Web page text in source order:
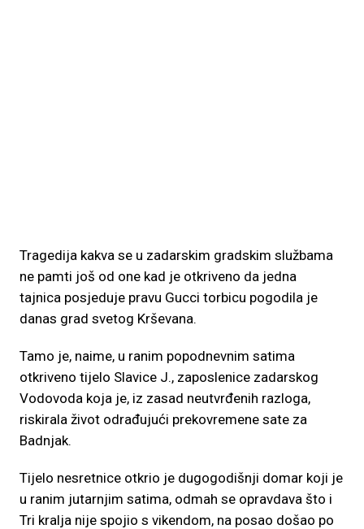
Tragedija kakva se u zadarskim gradskim službama
ne pamti još od one kad je otkriveno da jedna
tajnica posjeduje pravu Gucci torbicu pogodila je
danas grad svetog Krševana.
Tamo je, naime, u ranim popodnevnim satima
otkriveno tijelo Slavice J., zaposlenice zadarskog
Vodovoda koja je, iz zasad neutvrđenih razloga,
riskirala život odrađujući prekovremene sate za
Badnjak.
Tijelo nesretnice otkrio je dugogodišnji domar koji je
u ranim jutarnjim satima, odmah se opravdava što i
Tri kralja nije spojio s vikendom, na posao došao po